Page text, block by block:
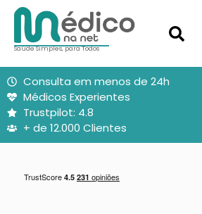
Saúde Simples, para Todos
Consulta em menos de 24h
Médicos Experientes
Trustpilot: 4.8
+ de 12.000 Clientes